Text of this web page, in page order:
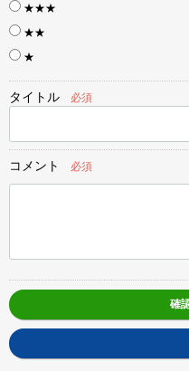
★★★
★★
★
タイトル 必須
コメント 必須
確